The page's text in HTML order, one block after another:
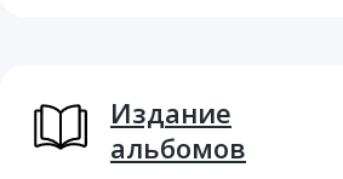
Издание
альбомов